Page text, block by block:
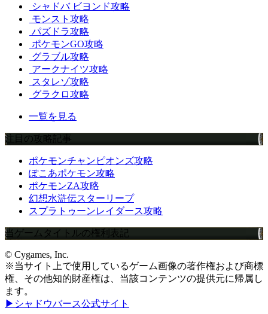
シャドバ ビヨンド攻略
モンスト攻略
パズドラ攻略
ポケモンGO攻略
グラブル攻略
アークナイツ攻略
スタレゾ攻略
グラクロ攻略
一覧を見る
注目の攻略記事
ポケモンチャンピオンズ攻略
ぽこあポケモン攻略
ポケモンZA攻略
幻想水滸伝スターリープ
スプラトゥーンレイダース攻略
当ゲームタイトルの権利表記
© Cygames, Inc.
※当サイト上で使用しているゲーム画像の著作権および商標
権、その他知的財産権は、当該コンテンツの提供元に帰属し
ます。
▶シャドウバース公式サイト